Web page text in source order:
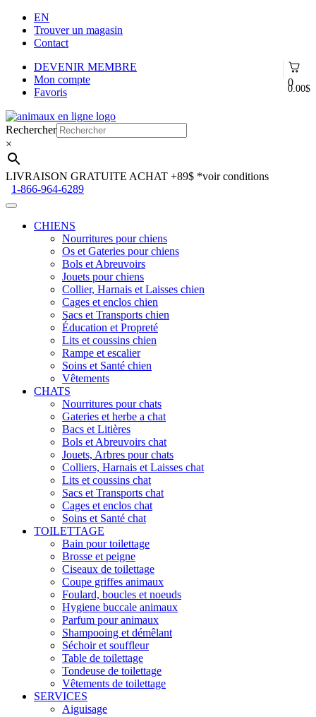
EN
Trouver un magasin
Contact
0
0.00$
DEVENIR MEMBRE
Mon compte
Favoris
Aller
à
la
navigation
Aller
au
contenu
Rechercher
×
LIVRAISON GRATUITE ACHAT +89$ *voir conditions
1-866-964-6289
CHIENS
Nourritures pour chiens
Os et Gateries pour chiens
Bols et Abreuvoirs
Jouets pour chiens
Collier, Harnais et Laisses chien
Cages et enclos chien
Sacs et Transports chien
Éducation et Propreté
Lits et coussins chien
Rampe et escalier
Soins et Santé chien
Vêtements
CHATS
Nourritures pour chats
Gateries et herbe a chat
Bacs et Litières
Bols et Abreuvoirs chat
Jouets, Arbres pour chats
Colliers, Harnais et Laisses chat
Lits et coussins chat
Sacs et Transports chat
Cages et enclos chat
Soins et Santé chat
TOILETTAGE
Bain pour toilettage
Brosse et peigne
Ciseaux de toilettage
Coupe griffes animaux
Foulard, boucles et noeuds
Hygiene buccale animaux
Parfum pour animaux
Shampooing et démêlant
Séchoir et souffleur
Table de toilettage
Tondeuse de toilettage
Vêtements de toilettage
SERVICES
Aiguisage